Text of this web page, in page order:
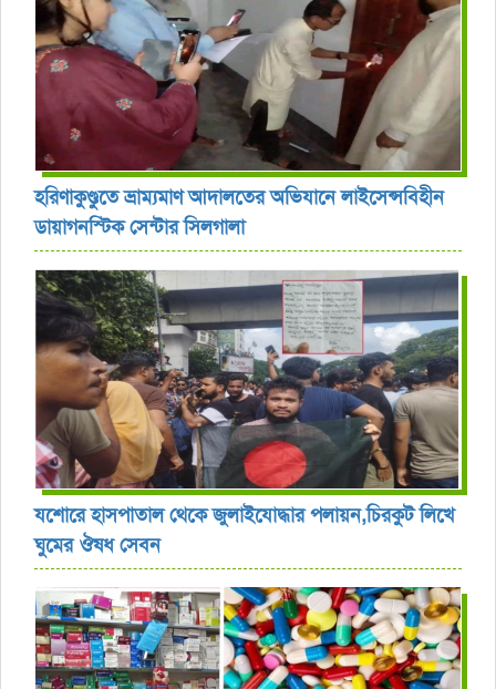
হরিণাকুণ্ডুতে ভ্রাম্যমাণ আদালতের অভিযানে লাইসেন্সবিহীন
ডায়াগনস্টিক সেন্টার সিলগালা
যশোরে হাসপাতাল থেকে জুলাইযোদ্ধার পলায়ন,চিরকুট লিখে
ঘুমের ঔষধ সেবন